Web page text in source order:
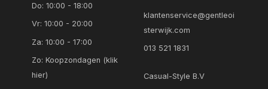
Do: 10:00 - 18:00
Vr: 10:00 - 20:00
Za: 10:00 - 17:00
Zo:Koopzondagen (klik
hier)
klantenservice@gentleoi
sterwijk.com
013 521 1831
Casual-Style B.V